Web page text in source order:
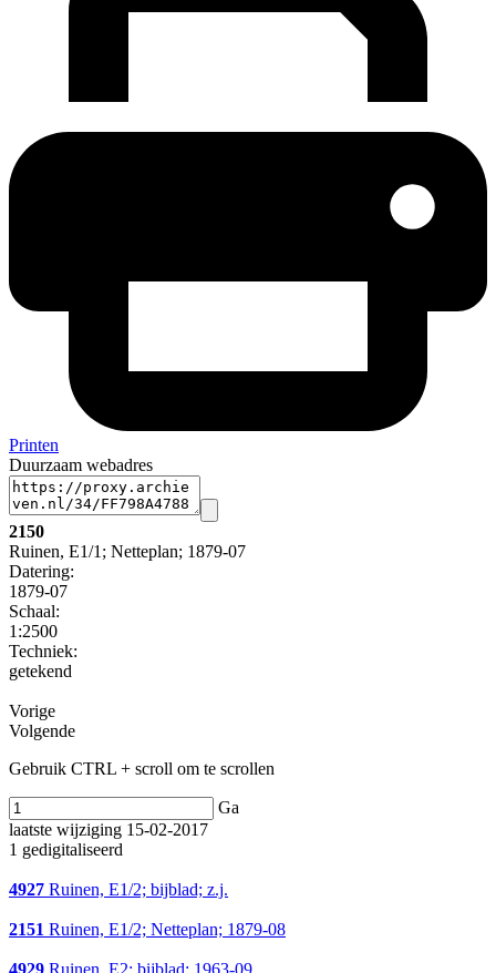
Printen
Duurzaam webadres
2150
Ruinen, E1/1; Netteplan; 1879-07
Datering:
1879-07
Schaal:
1:2500
Techniek:
getekend
Vorige
Volgende
Gebruik CTRL + scroll om te scrollen
Ga
laatste wijziging 15-02-2017
1 gedigitaliseerd
4927 Ruinen, E1/2; bijblad; z.j.
2151 Ruinen, E1/2; Netteplan; 1879-08